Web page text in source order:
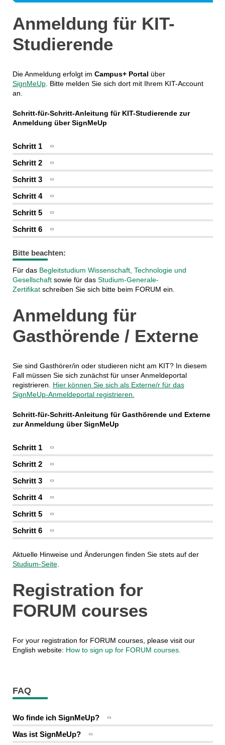
Anmeldung für KIT-
Studierende
Die Anmeldung erfolgt im Campus+ Portal über
SignMeUp. Bitte melden Sie sich dort mit Ihrem KIT-Account
an.
Schritt-für-Schritt-Anleitung für KIT-Studierende zur
Anmeldung über SignMeUp
Schritt 1
Schritt 2
Schritt 3
Schritt 4
Schritt 5
Schritt 6
Bitte beachten:
Für das Begleitstudium Wissenschaft, Technologie und
Gesellschaftsowie für das Studium-Generale-
Zertifikatschreiben Sie sich bitte beim FORUM ein.
Anmeldung für
Gasthörende / Externe
Sie sind Gasthörer/in oder studieren nicht am KIT? In diesem
Fall müssen Sie sich zunächst für unser Anmeldeportal
registrieren. Hier können Sie sich als Externe/r für das
SignMeUp-Anmeldeportal registrieren.
Schritt-für-Schritt-Anleitung für Gasthörende und Externe
zur Anmeldung über SignMeUp
Schritt 1
Schritt 2
Schritt 3
Schritt 4
Schritt 5
Schritt 6
Aktuelle Hinweise und Änderungen finden Sie stets auf der
Studium-Seite.
Registration for
FORUM courses
For your registration for FORUM courses, please visit our
English website: How to sign up for FORUM courses.
FAQ
Wo finde ich SignMeUp?
Was ist SignMeUp?